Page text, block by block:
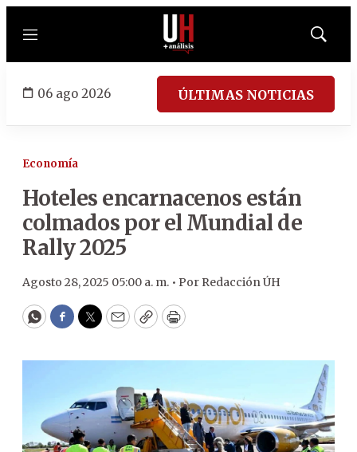
Menú
Mostrar
06 ago 2026 ÚLTIMAS NOTICIAS
Economía
Hoteles encarnacenos están
colmados por el Mundial de
Rally 2025
Agosto 28, 2025 05:00 a. m. • Por Redacción ÚH
WhatsApp
Facebook
Twitter
EmailCopyPrint